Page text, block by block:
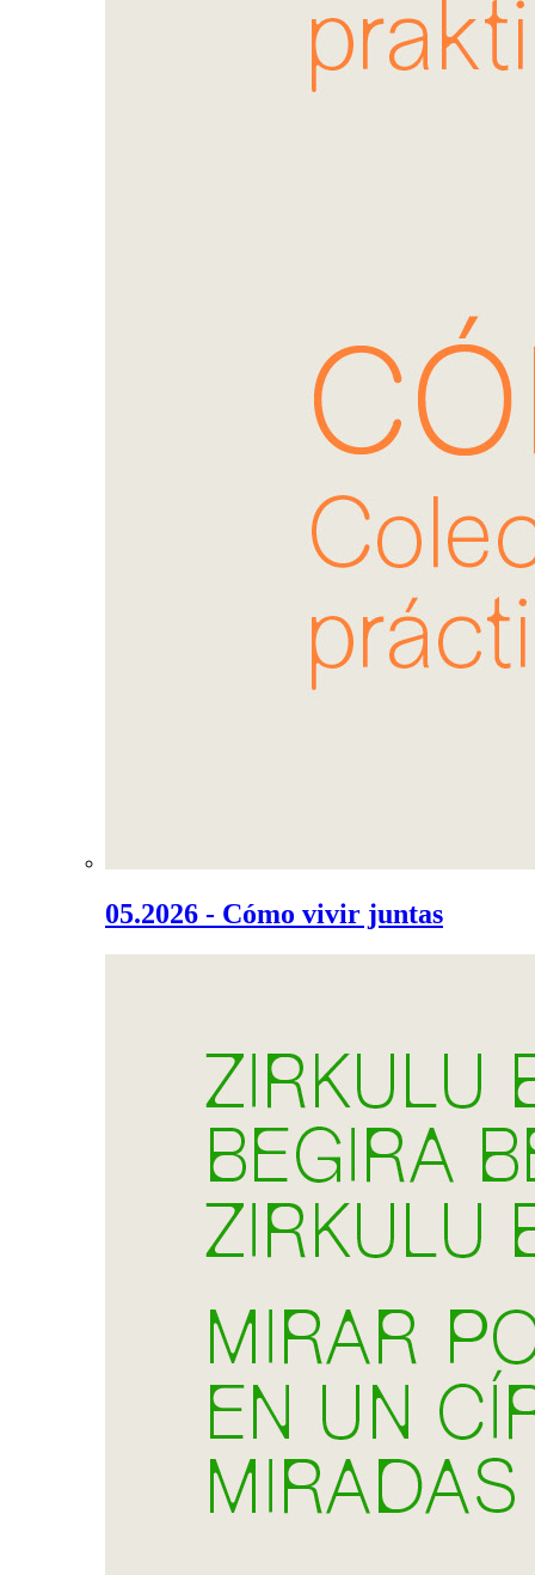
05.2026 - Cómo vivir juntas